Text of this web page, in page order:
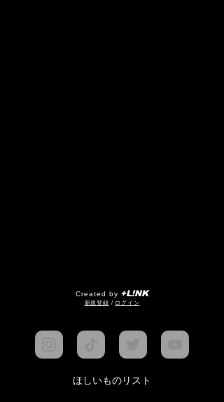
Created by +L!NK
​新規登録 / ログイン
ほしいものリスト